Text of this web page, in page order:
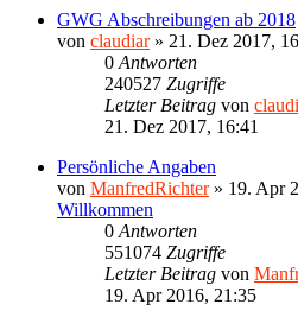
GWG Abschreibungen ab 2018
von claudiar» 21. Dez 2017,
0 Antworten
240527 Zugriffe
Letzter Beitrag von
21. Dez 2017, 16:41
Persönliche Angaben
von ManfredRichter» 19. Apr
Willkommen
0 Antworten
551074 Zugriffe
Letzter Beitrag von
19. Apr 2016, 21:35